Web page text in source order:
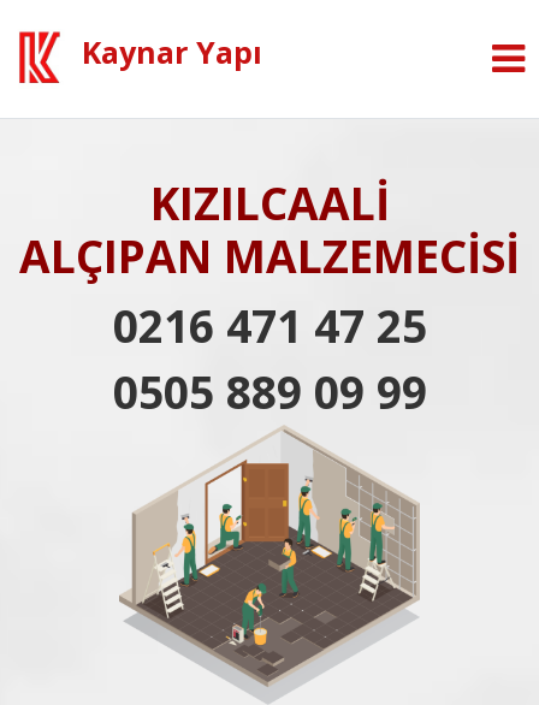
Kaynar Yapı
KIZILCAALİ
ALÇIPAN MALZEMECİSİ
0216 471 47 25
0505 889 09 99